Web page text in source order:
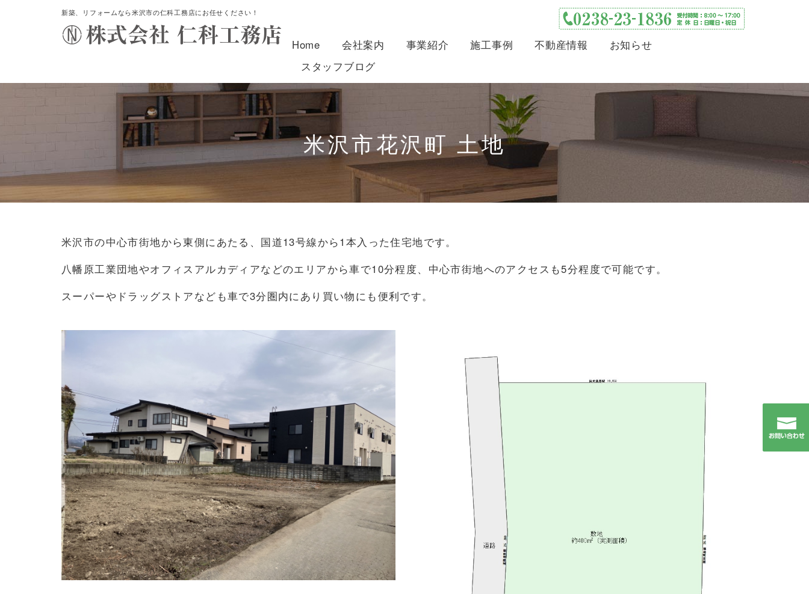
新築、リフォームなら米沢市の仁科工務店にお任せください！
Home 会社案内 事業紹介 施工事例 不動産情報
お知らせ
スタッフブログ
米沢市花沢町 土地
米沢市の中心市街地から東側にあたる、国道13号線から1本入った住宅地です。
八幡原工業団地やオフィスアルカディアなどのエリアから車で10分程度、中心市街地へのアクセスも5分程度で可能です。
スーパーやドラッグストアなども車で3分圏内にあり買い物にも便利です。